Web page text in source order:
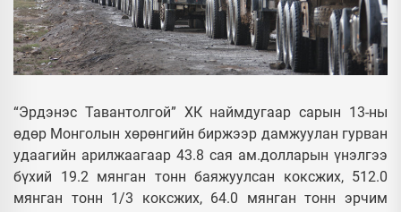
“Эрдэнэс Тавантолгой” ХК наймдугаар сарын 13-ны
өдөр Монголын хөрөнгийн биржээр дамжуулан гурван
удаагийн арилжаагаар 43.8 сая ам.долларын үнэлгээ
бүхий 19.2 мянган тонн баяжуулсан коксжих, 512.0
мянган тонн 1/3 коксжих, 64.0 мянган тонн эрчим